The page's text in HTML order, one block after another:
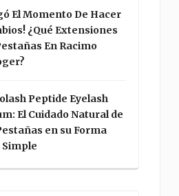
El Momento De Hacer
¿Qué Extensiones
En Racimo
Peptide Eyelash
El Cuidado Natural de
en su Forma
Simple